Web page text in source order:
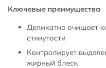
Ключевые преимущества
Деликатно очищает
стянутости
Контролирует
жирный блеск